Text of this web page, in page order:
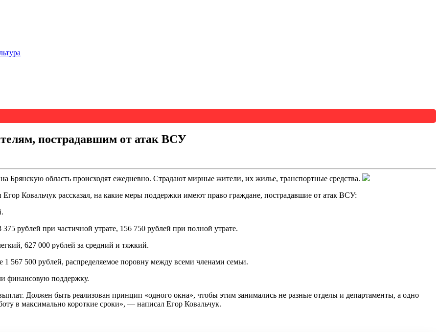
пострадавшим от атак ВСУ
Брянскую область происходят ежедневно. Страдают мирные жители, их жилье, транспортные средства.
Ковальчук рассказал, на какие меры поддержки имеют право граждане, пострадавшие от атак ВСУ:
рублей при частичной утрате, 156 750 рублей при полной утрате.
627 000 рублей за средний и тяжкий.
567 500 рублей, распределяемое поровну между всеми членами семьи.
финансовую поддержку.
Должен быть реализован принцип «одного окна», чтобы этим занимались не разные отделы и департаменты, а одно
в максимально короткие сроки», — написал Егор Ковальчук.